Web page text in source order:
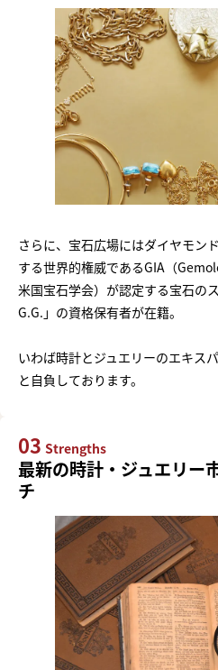
さらに、宝石広場にはダイヤモン
する世界的権威であるGIA（
米国宝石学会）が認定する宝石の
G.G.」の資格保有者が在籍。
いわば時計とジュエリーのエキス
と自負しております。
03 Strengths
最新の時計・ジュエリー
チ